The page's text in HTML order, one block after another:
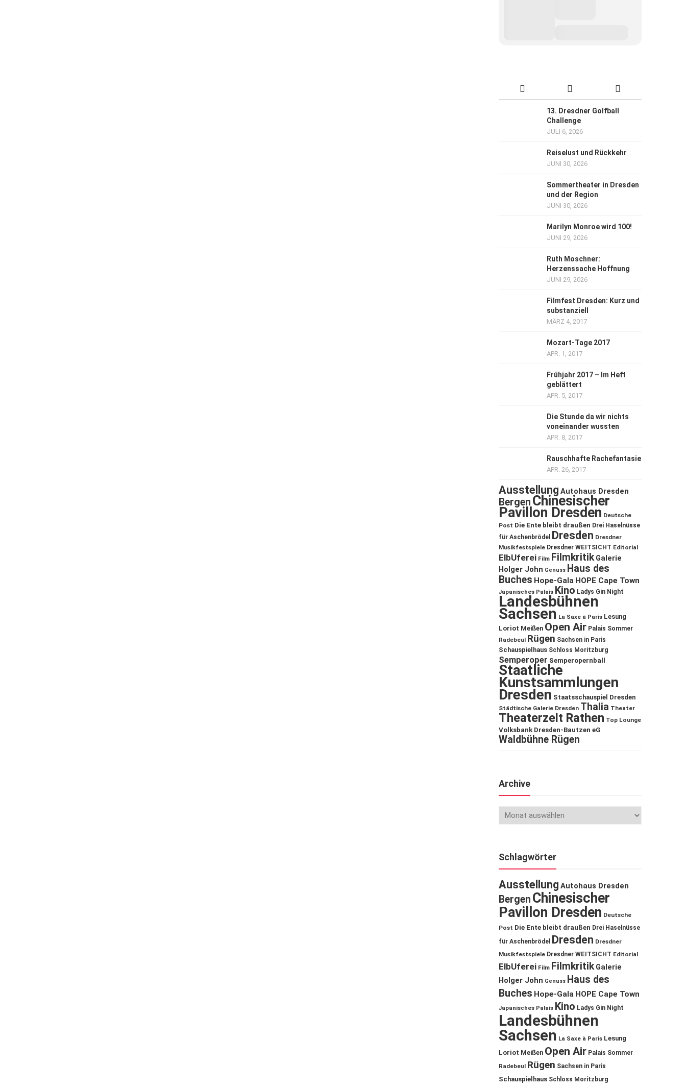
13. Dresdner Golfball
Challenge
JULI 6, 2026
Reiselust und Rückkehr
JUNI 30, 2026
Sommertheater in Dresden
und der Region
JUNI 30, 2026
Marilyn Monroe wird 100!
JUNI 29, 2026
Ruth Moschner:
Herzenssache Hoffnung
JUNI 29, 2026
Filmfest Dresden: Kurz und
substanziell
MÄRZ 4, 2017
Mozart-Tage 2017
APR. 1, 2017
Frühjahr 2017 – Im Heft
geblättert
APR. 5, 2017
Die Stunde da wir nichts
voneinander wussten
APR. 8, 2017
Rauschhafte Rachefantasie
APR. 26, 2017
Ausstellung Autohaus Dresden
Bergen Chinesischer
Pavillon Dresden Deutsche
Post Die Ente bleibt draußen Drei Haselnüsse
für Aschenbrödel
Dresden Dresdner
Musikfestspiele Dresdner WEITSICHT Editorial
ElbUferei Film Filmkritik Galerie
Holger John Genuss Haus des
Buches Hope-Gala HOPE Cape Town
Japanisches Palais Kino Ladys Gin Night
Landesbühnen
Sachsen La Saxe à Paris Lesung
Loriot Meißen Open Air Palais Sommer
Radebeul Rügen Sachsen in Paris
Schauspielhaus Schloss Moritzburg
Semperoper Semperopernball
Staatliche
Kunstsammlungen
Dresden Staatsschauspiel Dresden
Städtische Galerie Dresden Thalia Theater
Theaterzelt Rathen Top Lounge
Volksbank Dresden-Bautzen eG
Waldbühne Rügen
Archive
Schlagwörter
Ausstellung Autohaus Dresden
Bergen Chinesischer
Pavillon Dresden Deutsche
Post Die Ente bleibt draußen Drei Haselnüsse
für Aschenbrödel
Dresden Dresdner
Musikfestspiele Dresdner WEITSICHT Editorial
ElbUferei Film Filmkritik Galerie
Holger John Genuss Haus des
Buches Hope-Gala HOPE Cape Town
Japanisches Palais Kino Ladys Gin Night
Landesbühnen
Sachsen La Saxe à Paris Lesung
Loriot Meißen Open Air Palais Sommer
Radebeul Rügen Sachsen in Paris
Schauspielhaus Schloss Moritzburg